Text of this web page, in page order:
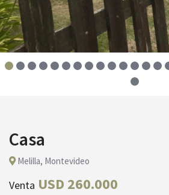
Casa
Melilla, Montevideo
Venta USD 260.000